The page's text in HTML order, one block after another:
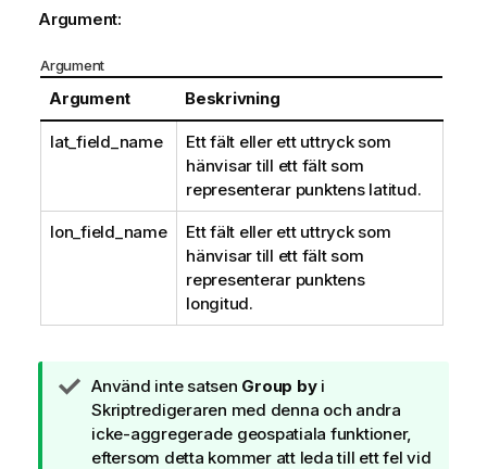
Argument:
Argument
Argument Beskrivning
lat_field_name
Ett fält eller ett uttryck som
hänvisar till ett fält som
representerar punktens latitud.
lon_field_name
Ett fält eller ett uttryck som
hänvisar till ett fält som
representerar punktens
longitud.
A
n
t
e
Använd inte satsen Group byi
Skriptredigeraren med denna och andra
icke-aggregerade geospatiala funktioner,
eftersom detta kommer att leda till ett fel vid